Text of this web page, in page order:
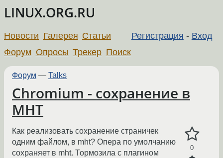
LINUX.ORG.RU
Регистрация - Вход
Новости Галерея Статьи
Форум Опросы Трекер Поиск
Форум — Talks
Chromium - сохранение в
MHT
0
Как реализовать сохранение страничек
одним файлом, в mht? Опера по умолчанию
сохраняет в mht. Тормозила с плагином